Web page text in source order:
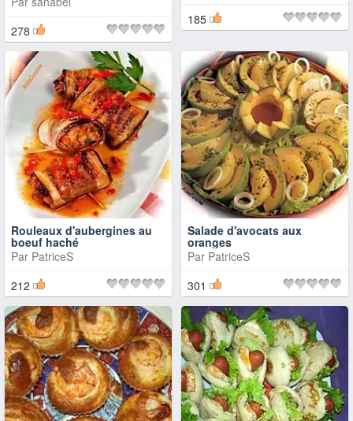
278
185
Rouleaux d'aubergines au
boeuf haché
Par PatriceS
212
Salade d'avocats aux
oranges
Par PatriceS
301